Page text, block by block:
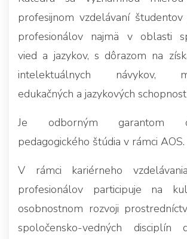
profesijnom vzdelávaní študentov
profesionálov najmä v oblasti
vied a jazykov, s dôrazom na
intelektuálnych návykov,
edukačných a jazykových
Je odborným garantom
pedagogického štúdia v rámci AOS.
V rámci kariérneho
profesionálov participuje na
osobnostnom rozvoji
spoločensko-vedných disciplín